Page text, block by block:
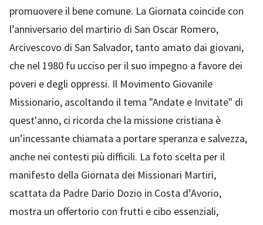
promuovere il bene comune. La Giornata coincide con
l’anniversario del martirio di San Oscar Romero,
Arcivescovo di San Salvador, tanto amato dai giovani,
che nel 1980 fu ucciso per il suo impegno a favore dei
poveri e degli oppressi. Il Movimento Giovanile
Missionario, ascoltando il tema "Andate e Invitate" di
quest'anno, ci ricorda che la missione cristiana è
un’incessante chiamata a portare speranza e salvezza,
anche nei contesti più difficili. La foto scelta per il
manifesto della Giornata dei Missionari Martiri,
scattata da Padre Dario Dozio in Costa d’Avorio,
mostra un offertorio con frutti e cibo essenziali,